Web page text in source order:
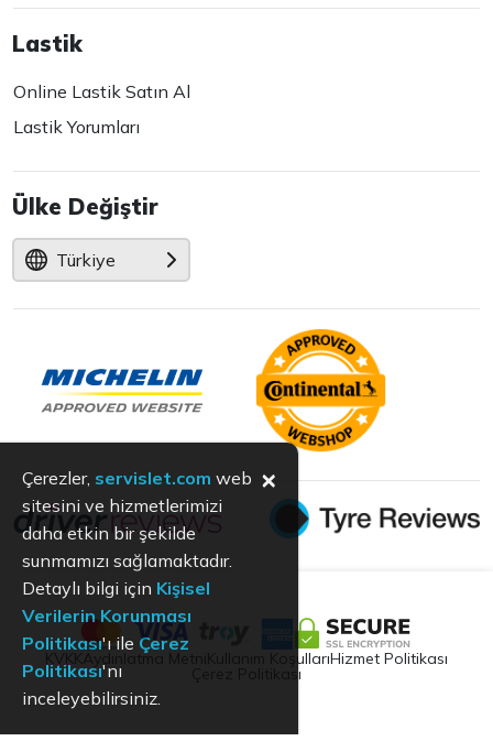
Lastik
Online Lastik Satın Al
Lastik Yorumları
Ülke Değiştir
Türkiye
Aydınlatma Metni Kullanım KoşullarıHizmet Politikası
Çerez Politikası
Çerezler, servislet.com web
sitesini ve hizmetlerimizi
daha etkin bir şekilde
sunmamızı sağlamaktadır.
Detaylı bilgi için Kişisel
Verilerin Korunması
Politikası'ı ile Çerez
Politikası'nı
inceleyebilirsiniz.
×